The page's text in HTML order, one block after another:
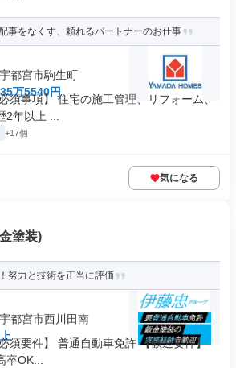
事をなくす、頼れるパートナーのお仕事
都宮市駒生町
万5540円
須事項】 住宅の施工管理、リフォーム、
2年以上 ...
+17個
気になる
塗装)
努力と技術を正当に評価
都宮市西川田南
須要件】 普通自動車免許 【歓迎要件】
OK...